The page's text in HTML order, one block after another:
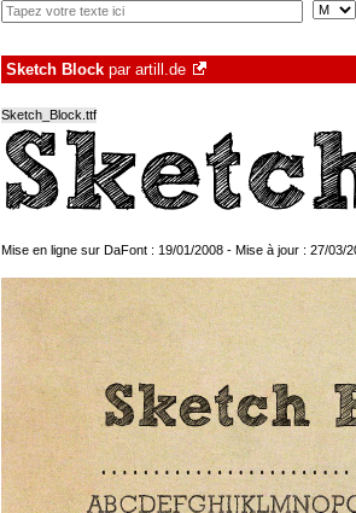
Sketch Block par artill.de
Sketch_Block.ttf
Mise en ligne sur DaFont : 19/01/2008 - Mise à jour : 27/03/